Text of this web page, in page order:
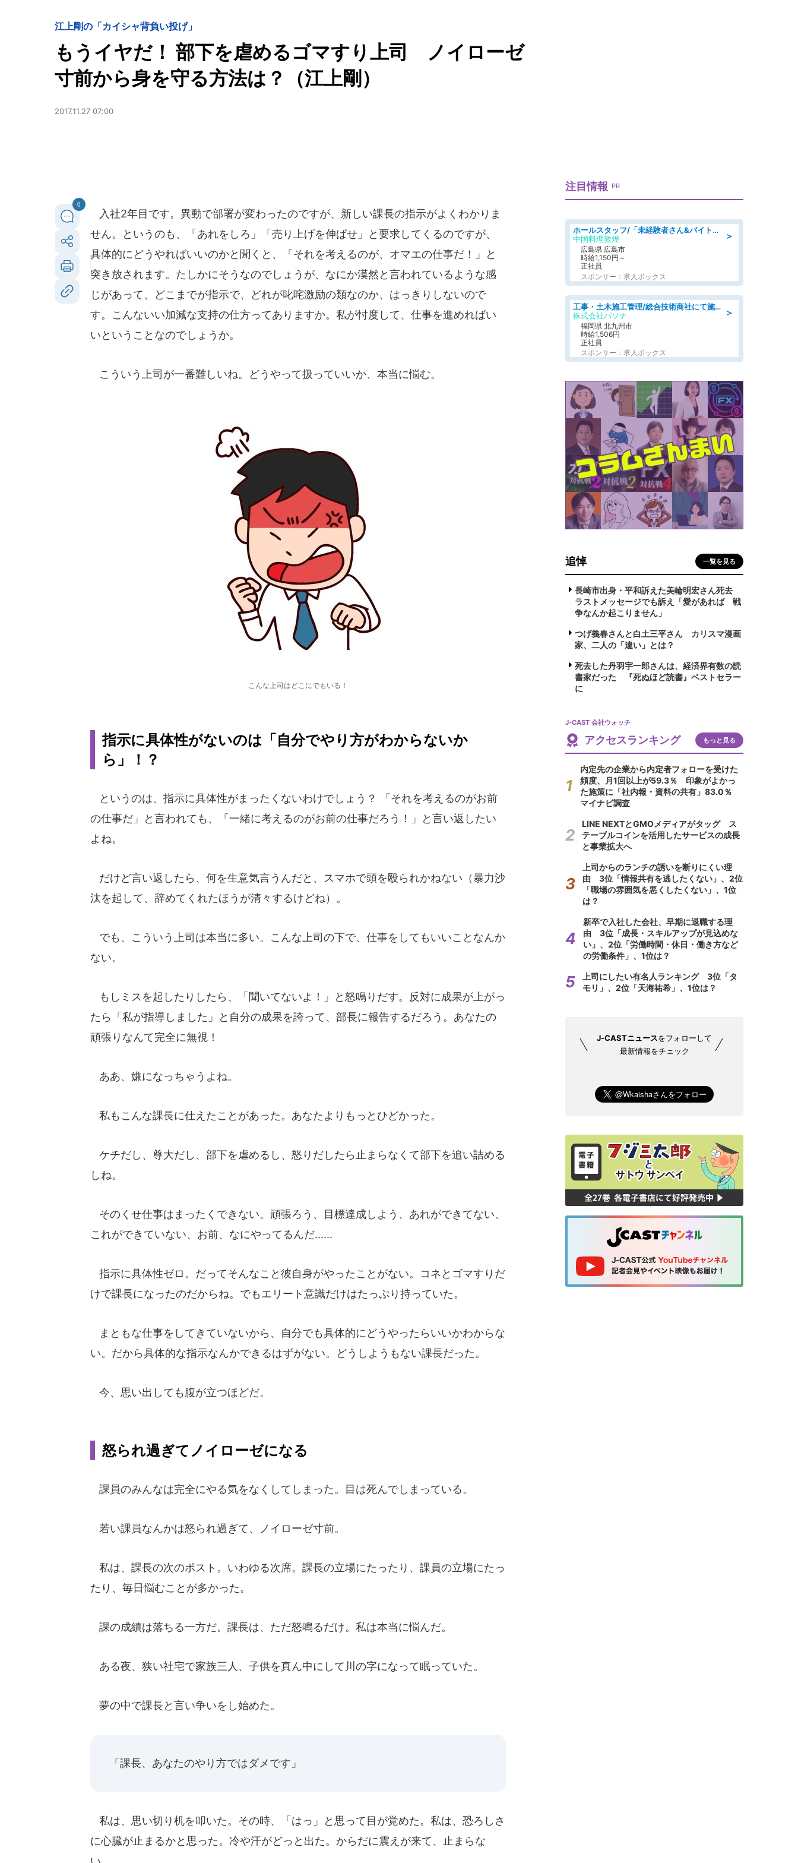
江上剛の「カイシャ背負い投げ」
もうイヤだ！ 部下を虐めるゴマすり上司 ノイローゼ
寸前から身を守る方法は？（江上剛）
2017.11.27 07:00
0
入社2年目です。異動で部署が変わったのですが、新しい課長の指示がよくわかりま
せん。というのも、「あれをしろ」「売り上げを伸ばせ」と要求してくるのですが、
具体的にどうやればいいのかと聞くと、「それを考えるのが、オマエの仕事だ！」と
突き放されます。たしかにそうなのでしょうが、なにか漠然と言われているような感
じがあって、どこまでが指示で、どれが叱咤激励の類なのか、はっきりしないので
す。こんないい加減な支持の仕方ってありますか。私が忖度して、仕事を進めればい
いということなのでしょうか。
こういう上司が一番難しいね。どうやって扱っていいか、本当に悩む。
こんな上司はどこにでもいる！
指示に具体性がないのは「自分でやり方がわからないか
ら」！？
というのは、指示に具体性がまったくないわけでしょう？ 「それを考えるのがお前
の仕事だ」と言われても、「一緒に考えるのがお前の仕事だろう！」と言い返したい
よね。
だけど言い返したら、何を生意気言うんだと、スマホで頭を殴られかねない（暴力沙
汰を起して、辞めてくれたほうが清々するけどね）。
でも、こういう上司は本当に多い。こんな上司の下で、仕事をしてもいいことなんか
ない。
もしミスを起したりしたら、「聞いてないよ！」と怒鳴りだす。反対に成果が上がっ
たら「私が指導しました」と自分の成果を誇って、部長に報告するだろう。あなたの
頑張りなんて完全に無視！
ああ、嫌になっちゃうよね。
私もこんな課長に仕えたことがあった。あなたよりもっとひどかった。
ケチだし、尊大だし、部下を虐めるし、怒りだしたら止まらなくて部下を追い詰める
しね。
そのくせ仕事はまったくできない。頑張ろう、目標達成しよう、あれができてない、
これができていない、お前、なにやってるんだ......
指示に具体性ゼロ。だってそんなこと彼自身がやったことがない。コネとゴマすりだ
けで課長になったのだからね。でもエリート意識だけはたっぷり持っていた。
まともな仕事をしてきていないから、自分でも具体的にどうやったらいいかわからな
い。だから具体的な指示なんかできるはずがない。どうしようもない課長だった。
今、思い出しても腹が立つほどだ。
怒られ過ぎてノイローゼになる
課員のみんなは完全にやる気をなくしてしまった。目は死んでしまっている。
若い課員なんかは怒られ過ぎて、ノイローゼ寸前。
私は、課長の次のポスト。いわゆる次席。課長の立場にたったり、課員の立場にたっ
たり、毎日悩むことが多かった。
課の成績は落ちる一方だ。課長は、ただ怒鳴るだけ。私は本当に悩んだ。
ある夜、狭い社宅で家族三人、子供を真ん中にして川の字になって眠っていた。
夢の中で課長と言い争いをし始めた。
「課長、あなたのやり方ではダメです」
私は、思い切り机を叩いた。その時、「はっ」と思って目が覚めた。私は、恐ろしさ
に心臓が止まるかと思った。冷や汗がどっと出た。からだに震えが来て、止まらな
注目情報 PR
＞
ホールスタッフ/「未経験者さん&バイトデビューも大歓迎」残業ほぼなし×1日3時間〜勤務OK!フォロー体制も充実/広島県/広島市南区
中国料理敦煌
広島県 広島市
時給1,150円～
正社員
スポンサー：求人ボックス
＞
工事・土木施工管理/総合技術商社にて施工管理のお仕事/即日勤務可/車通勤可/工事・土木施工管理/生産・品質管理
株式会社パソナ
福岡県 北九州市
時給1,506円
正社員
スポンサー：求人ボックス
追悼 一覧を見る
長崎市出身・平和訴えた美輪明宏さん死去
ラストメッセージでも訴え「愛があれば 戦
争なんか起こりません」
つげ義春さんと白土三平さん カリスマ漫画
家、二人の「違い」とは？
死去した丹羽宇一郎さんは、経済界有数の読
書家だった 『死ぬほど読書』ベストセラー
に
J-CAST 会社ウォッチ
アクセスランキング もっと見る
内定先の企業から内定者フォローを受けた
頻度、月1回以上が59.3％ 印象がよかっ
た施策に「社内報・資料の共有」83.0％
マイナビ調査
LINE NEXTとGMOメディアがタッグ ス
テーブルコインを活用したサービスの成長
と事業拡大へ
上司からのランチの誘いを断りにくい理
由 3位「情報共有を逃したくない」、2位
「職場の雰囲気を悪くしたくない」、1位
は？
新卒で入社した会社、早期に退職する理
由 3位「成長・スキルアップが見込めな
い」、2位「労働時間・休日・働き方など
の労働条件」、1位は？
上司にしたい有名人ランキング 3位「タ
モリ」、2位「天海祐希」、1位は？
J-CASTニュースをフォローして
最新情報をチェック